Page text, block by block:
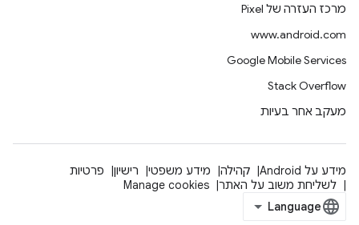
מרכז העזרה של Pixel
www.android.com
Google Mobile Services
Stack Overflow
מעקב אחר בעיות
מידע על Android קהילה מידע משפטי רישיון
פרטיות
לשליחת משוב על האתר
Manage cookies